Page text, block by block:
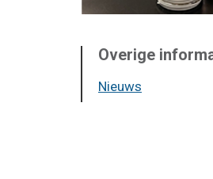
Overige
Nieuws